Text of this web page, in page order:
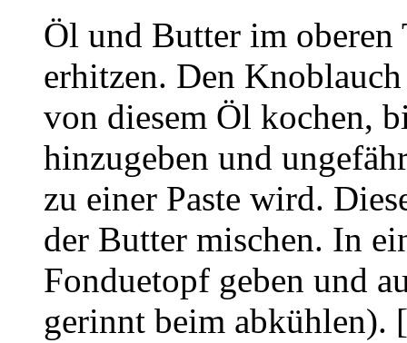
Öl und Butter im oberen
erhitzen. Den
von diesem Öl kochen,
hinzugeben und
zu einer Paste wird.
der Butter mischen. In
Fonduetopf geben und
gerinnt beim abkühlen).